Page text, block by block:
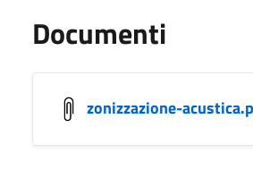
Documenti
zonizzazione-